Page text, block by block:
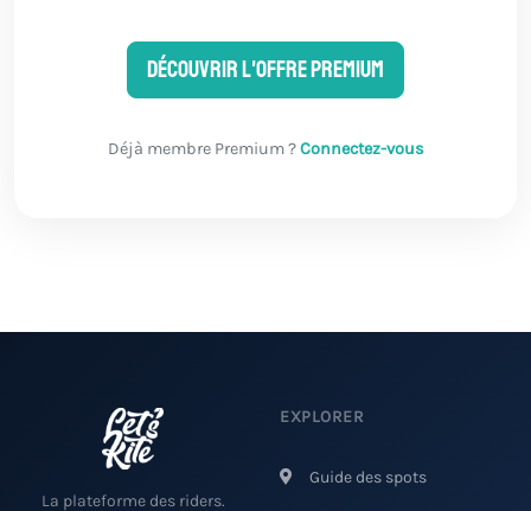
Découvrir l'offre Premium
Déjà membre Premium ?Connectez-vous
La plateforme des riders.
EXPLORER
Guide des spots